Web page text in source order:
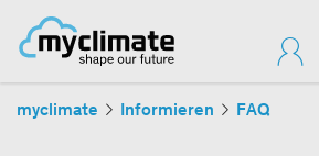
myclimate Informieren FAQ